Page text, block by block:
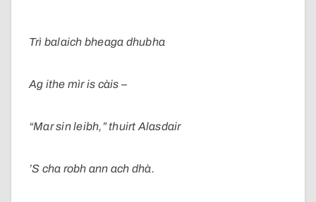
Trì balaich bheaga dhubha
Ag ithe mìr is càis –
“Mar sin leibh,” thuirt Alasdair
’S cha robh ann ach dhà.